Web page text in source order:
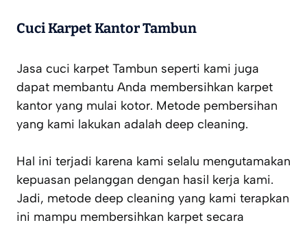
Cuci Karpet Kantor Tambun
Jasa cuci karpet Tambun seperti kami juga
dapat membantu Anda membersihkan karpet
kantor yang mulai kotor. Metode pembersihan
yang kami lakukan adalah deep cleaning.
Hal ini terjadi karena kami selalu mengutamakan
kepuasan pelanggan dengan hasil kerja kami.
Jadi, metode deep cleaning yang kami terapkan
ini mampu membersihkan karpet secara